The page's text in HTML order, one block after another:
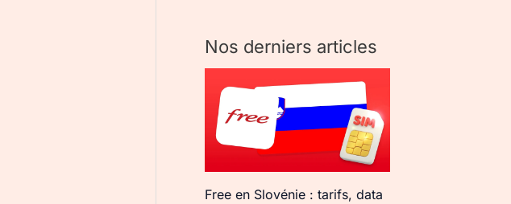
Nos derniers articles
Free en Slovénie : tarifs, data